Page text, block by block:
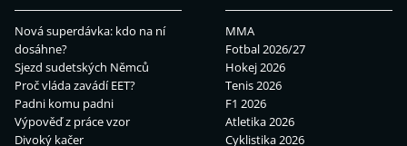
Nová superdávka: kdo na ní
dosáhne?
Sjezd sudetských Němců
Proč vláda zavádí EET?
Padni komu padni
Výpověď z práce vzor
Divoký kačer
MMA
Fotbal 2026/27
Hokej 2026
Tenis 2026
F1 2026
Atletika 2026
Cyklistika 2026